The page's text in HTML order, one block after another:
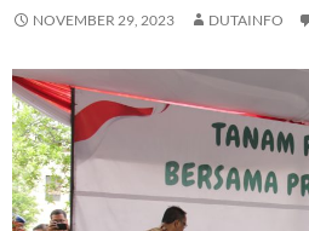
NOVEMBER 29, 2023 DUTAINFO